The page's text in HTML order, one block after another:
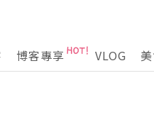
博客專享 VLOG